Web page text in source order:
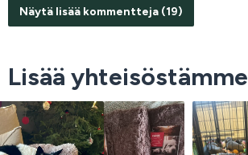
Näytä lisää kommentteja (19)
Lisää yhteisöstämme